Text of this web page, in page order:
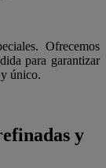
Ofrecemos
para garantizar
único.
y